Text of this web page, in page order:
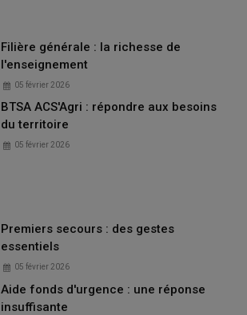
Filière générale : la richesse de
l'enseignement
05 février 2026
BTSA ACS'Agri : répondre aux besoins
du territoire
05 février 2026
Premiers secours : des gestes
essentiels
05 février 2026
Aide fonds d'urgence : une réponse
insuffisante